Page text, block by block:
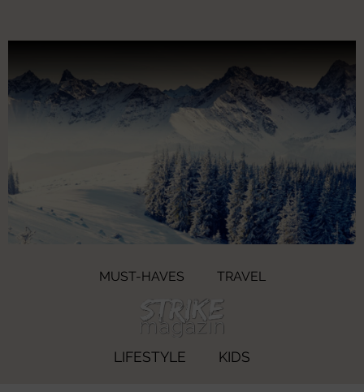
MUST-HAVES TRAVEL
LIFESTYLE KIDS